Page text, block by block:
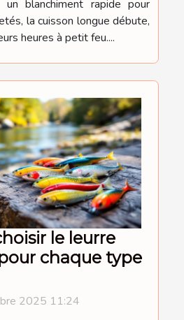
un blanchiment rapide pour
la cuisson longue débute,
heures à petit feu....
le leurre
chaque type
2025 11:24